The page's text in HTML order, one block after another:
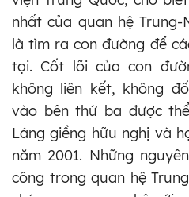
nhất của quan hệ
là tìm ra con đường để
tại. Cốt lõi của con
không liên kết, không
vào bên thứ ba được
Láng giềng hữu nghị và
năm 2001. Những
công trong quan hệ